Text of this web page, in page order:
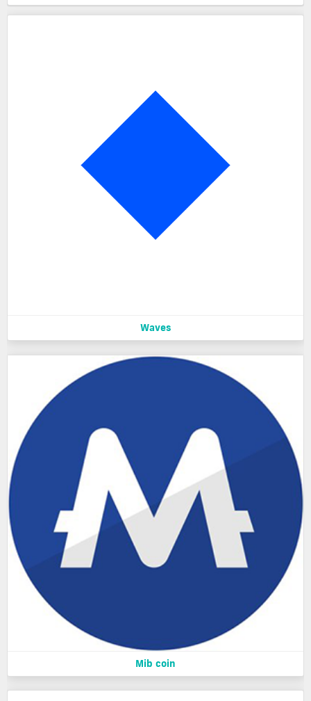
Waves
Mib coin